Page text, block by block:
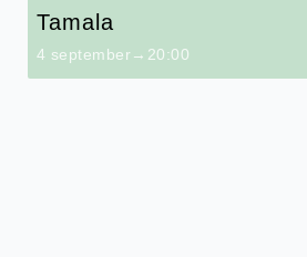
Tamala
4 september→20:00